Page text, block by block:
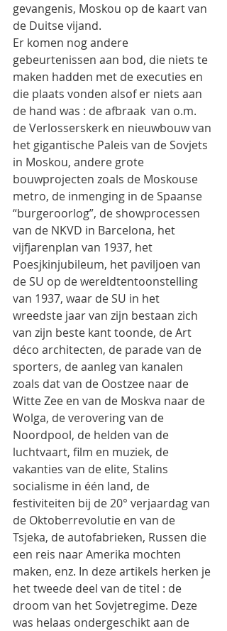
gevangenis, Moskou op de kaart van
de Duitse vijand.
Er komen nog andere
gebeurtenissen aan bod, die niets te
maken hadden met de executies en
die plaats vonden alsof er niets aan
de hand was : de afbraak  van o.m.
de Verlosserskerk en nieuwbouw van
het gigantische Paleis van de Sovjets
in Moskou, andere grote
bouwprojecten zoals de Moskouse
metro, de inmenging in de Spaanse
“burgeroorlog”, de showprocessen
van de NKVD in Barcelona, het
vijfjarenplan van 1937, het
Poesjkinjubileum, het paviljoen van
de SU op de wereldtentoonstelling
van 1937, waar de SU in het
wreedste jaar van zijn bestaan zich
van zijn beste kant toonde, de Art
déco architecten, de parade van de
sporters, de aanleg van kanalen
zoals dat van de Oostzee naar de
Witte Zee en van de Moskva naar de
Wolga, de verovering van de
Noordpool, de helden van de
luchtvaart, film en muziek, de
vakanties van de elite, Stalins
socialisme in één land, de
festiviteiten bij de 20° verjaardag van
de Oktoberrevolutie en van de
Tsjeka, de autofabrieken, Russen die
een reis naar Amerika mochten
maken, enz. In deze artikels herken je
het tweede deel van de titel : de
droom van het Sovjetregime. Deze
was helaas ondergeschikt aan de